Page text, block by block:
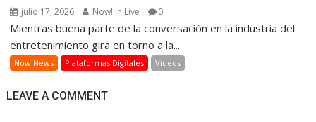
julio 17, 2026 Now! in Live 0
Mientras buena parte de la conversación en la industria del
entretenimiento gira en torno a la...
Now!News Plataformas Digitales Videos
LEAVE A COMMENT